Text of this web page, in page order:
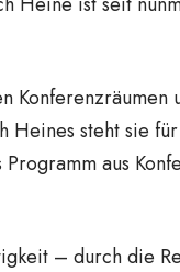
Heines steht sie
aus
– durch die